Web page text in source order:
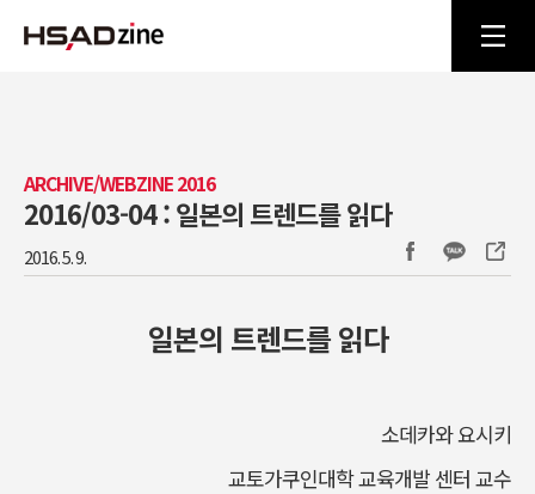
ARCHIVE/WEBZINE 2016
2016/03-04 : 일본의 트렌드를 읽다
2016. 5. 9.
일본의 트렌드를 읽다
소데카와 요시키
교토가쿠인대학 교육개발 센터 교수